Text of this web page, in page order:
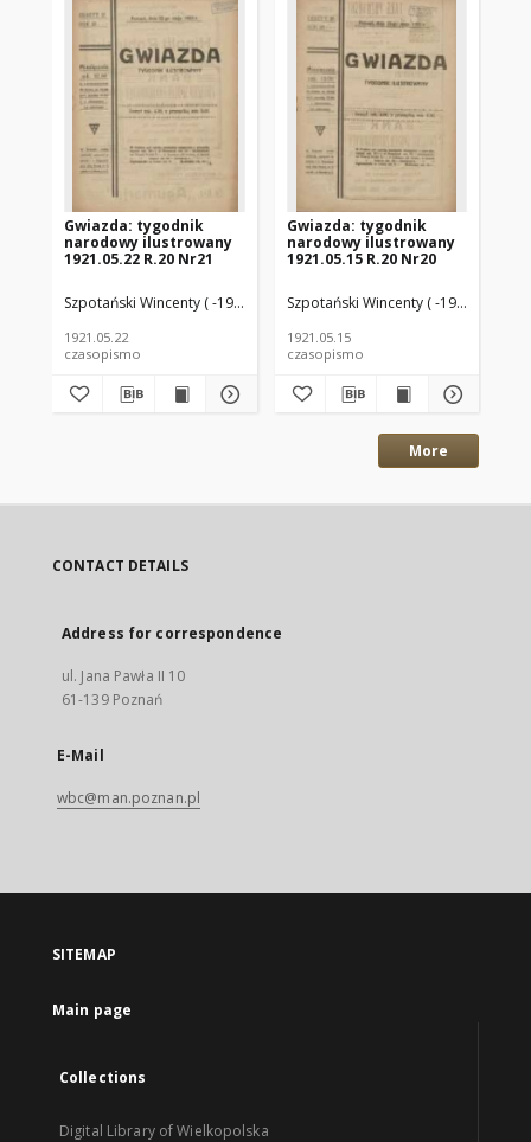
Gwiazda: tygodnik
narodowy ilustrowany
1921.05.22 R.20 Nr21
Szpotański Wincenty ( -1928) (Red.)
1921.05.22
czasopismo
Gwiazda: tygodnik
narodowy ilustrowany
1921.05.15 R.20 Nr20
Szpotański Wincenty ( -1928) (Red.)
1921.05.15
czasopismo
More
CONTACT DETAILS
Address for correspondence
ul. Jana Pawła II 10
61-139 Poznań
E-Mail
wbc@man.poznan.pl
SITEMAP
Main page
Collections
Digital Library of Wielkopolska